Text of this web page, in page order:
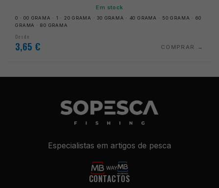
Em stock
0 · 00 GRAMA · 1 · 20 GRAMA · 30 GRAMA · 40 GRAMA · 50 GRAMA · 60
GRAMA · 80 GRAMA
Desde
3,65 € COMPRAR
Especialistas em artigos de pesca
CONTACTOS